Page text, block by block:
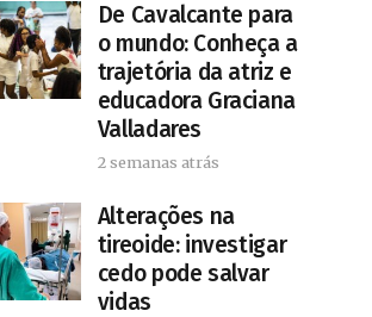
De Cavalcante para
o mundo: Conheça a
trajetória da atriz e
educadora Graciana
Valladares
2 semanas atrás
Alterações na
tireoide: investigar
cedo pode salvar
vidas